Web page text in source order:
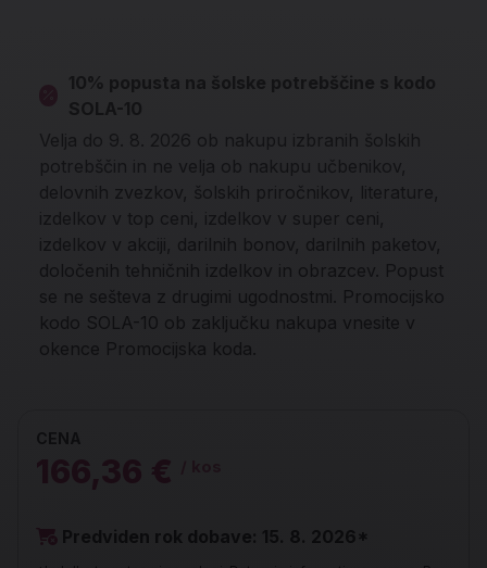
10% popusta na šolske potrebščine s kodo
SOLA-10
Velja do 9. 8. 2026 ob nakupu izbranih šolskih
potrebščin in ne velja ob nakupu učbenikov,
delovnih zvezkov, šolskih priročnikov, literature,
izdelkov v top ceni, izdelkov v super ceni,
izdelkov v akciji, darilnih bonov, darilnih paketov,
določenih tehničnih izdelkov in obrazcev. Popust
se ne sešteva z drugimi ugodnostmi. Promocijsko
kodo SOLA-10 ob zaključku nakupa vnesite v
okence Promocijska koda.
CENA
166,36 €
Predviden rok dobave: 15. 8. 2026*